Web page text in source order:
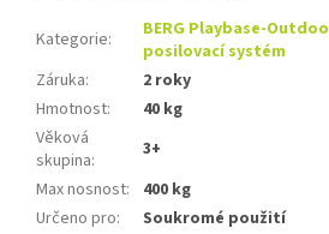
Kategorie:
BERG Playbase-
posilovací systém
Záruka:
2 roky
Hmotnost:
40 kg
Věková
skupina:
3+
Max nosnost:
400 kg
Určeno pro: Soukromé použití